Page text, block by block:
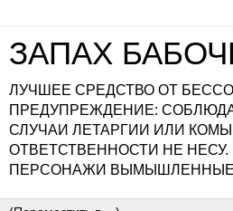
ЗАПАХ
ЛУЧШЕЕ СРЕДСТВО ОТ
ПРЕДУПРЕЖДЕНИЕ:
СЛУЧАИ ЛЕТАРГИИ ИЛИ КОМЫ
ОТВЕТСТВЕННОСТИ НЕ
ПЕРСОНАЖИ ВЫМЫШЛЕННЫЕ